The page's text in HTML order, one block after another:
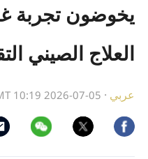
يخوضون تجربة
العلاج الصيني
عربي ·
10:19 2026-07-05